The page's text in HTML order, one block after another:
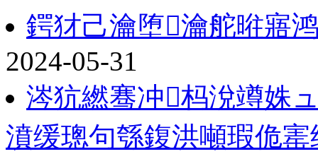
鍔犲己瀹堕瀹舵暀寤
2024-05-31
涔犺繎骞冲杩涗竴姝
濆缓璁句綔鍑洪噸瑕佹